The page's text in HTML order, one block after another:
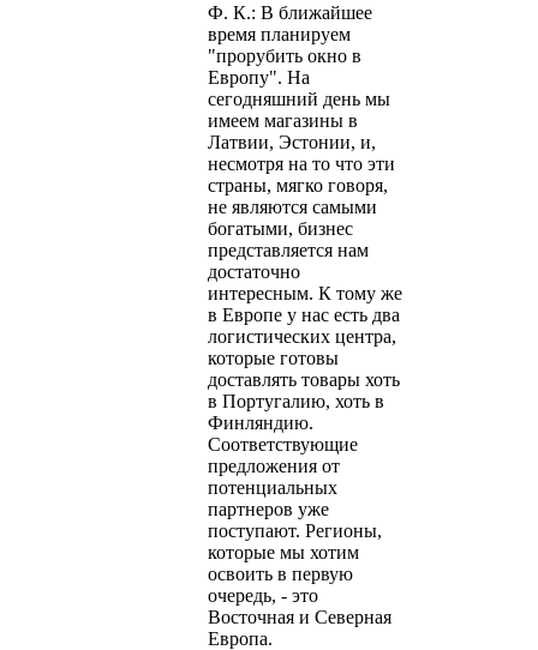
Ф. К.: В ближайшее
время планируем
"прорубить окно в
Европу". На
сегодняшний день мы
имеем магазины в
Латвии, Эстонии, и,
несмотря на то что эти
страны, мягко говоря,
не являются самыми
богатыми, бизнес
представляется нам
достаточно
интересным. К тому же
в Европе у нас есть два
логистических центра,
которые готовы
доставлять товары хоть
в Португалию, хоть в
Финляндию.
Соответствующие
предложения от
потенциальных
партнеров уже
поступают. Регионы,
которые мы хотим
освоить в первую
очередь, - это
Восточная и Северная
Европа.